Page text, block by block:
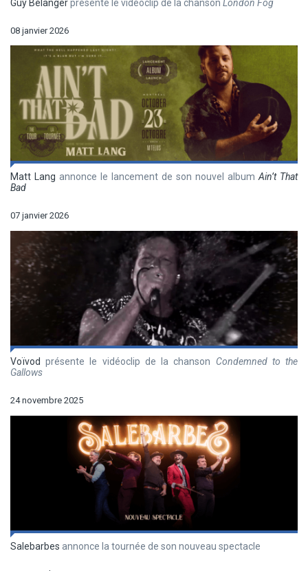
Guy Bélangerprésente le vidéoclip de la chanson London Fog
08 janvier 2026
Matt Lang annonce le lancement de son nouvel album Ain’t That
Bad
07 janvier 2026
Voïvod présente le vidéoclip de la chanson Condemned to the
Gallows
24 novembre 2025
Salebarbes annonce la tournée de son nouveau spectacle